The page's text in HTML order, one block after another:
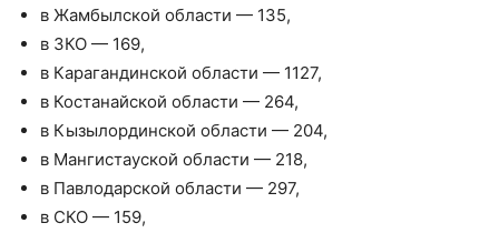
в Жамбылской области — 135,
в ЗКО — 169,
в Карагандинской области — 1127,
в Костанайской области — 264,
в Кызылординской области — 204,
в Мангистауской области — 218,
в Павлодарской области — 297,
в СКО — 159,